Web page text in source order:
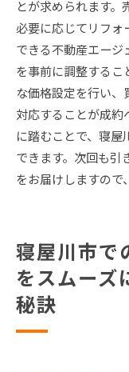
とが求められます。
必要に応じてリフォ
できる不動産エー
を事前に調整するこ
な価格設定を行い
対応することが成約
に踏むことで、寝
できます。次回も引
をお届けしますので
寝屋川市で
をスムーズ
秘訣